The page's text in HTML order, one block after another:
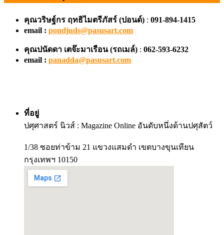
คุณวริษฐ์กร ฤทธิไมตรีภัสร์ (ปอนด์) : 091-894-1415
email : pondjuds@pasusart.com
คุณปนัดดา เตจ๊ะมาเรือน (รถเมล์) : 062-593-6232
email : panadda@pasusart.com
ที่อยู่
ปศุศาสตร์ นิวส์ : Magazine Online อันดับหนึ่งด้านปศุสัตว์
1/38 ซอยท่าข้าม 21 แขวงแสมดำ เขตบางขุนเทียน
กรุงเทพฯ 10150